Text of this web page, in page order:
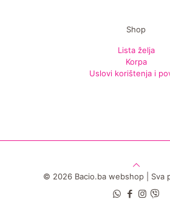
Shop
Lista želja
Korpa
Uslovi korištenja i
© 2026 Bacio.ba webshop | Sva